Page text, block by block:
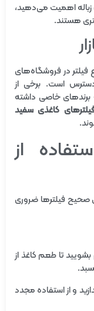
اهمیت می‌دهید،
هستند.
فیلتر در فروشگاه‌های
دسترس است. برخی از
برندهای خاصی داشته
کاغذی سفید
از
صحیح فیلترها ضروری
بشویید تا طعم کاغذ از
و از استفاده مجدد